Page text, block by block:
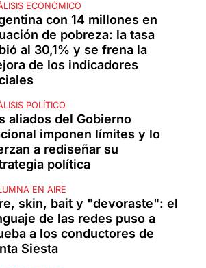
ECONÓMICO
con 14 millones en
de pobreza: la tasa
al 30,1% y se frena la
de los indicadores
POLÍTICO
aliados del Gobierno
imponen límites y lo
a rediseñar su
política
EN AIRE
skin, bait y "devoraste": el
de las redes puso a
a los conductores de
Siesta